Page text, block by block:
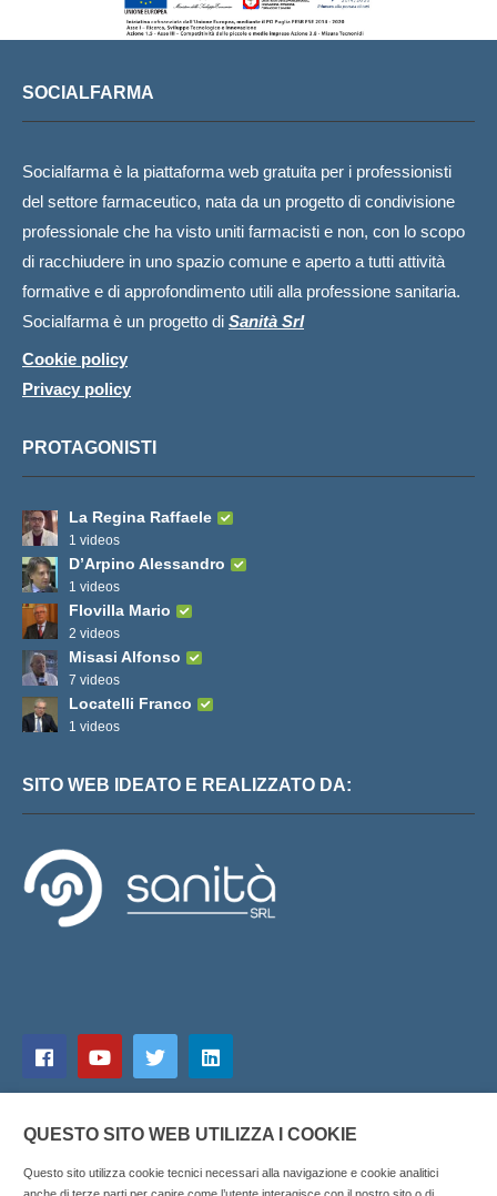
SOCIALFARMA
Socialfarma è la piattaforma web gratuita per i professionisti
del settore farmaceutico, nata da un progetto di condivisione
professionale che ha visto uniti farmacisti e non, con lo scopo
di racchiudere in uno spazio comune e aperto a tutti attività
formative e di approfondimento utili alla professione sanitaria.
Socialfarma è un progetto di Sanità Srl
Cookie policy
Privacy policy
PROTAGONISTI
La Regina Raffaele
1 videos
D’Arpino Alessandro
1 videos
Flovilla Mario
2 videos
Misasi Alfonso
7 videos
Locatelli Franco
1 videos
SITO WEB IDEATO E REALIZZATO DA:
QUESTO SITO WEB UTILIZZA I COOKIE
Questo sito utilizza cookie tecnici necessari alla navigazione e cookie analitici